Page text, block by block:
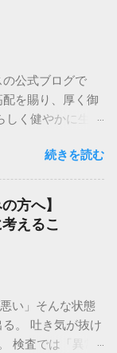
ど変わりませ
れまで通院され
ます 。 月経不順
相談にも対応し
では密接に関わ
ろに影響するこ
科をお探しの方に
りたいと考えて
でと変わらず、
療を行ってまい
します。
公式ブログで
を賜り、厚く御
しく健やかに生き
を適宜発信致し
同、より一層サ
ジTOPはこちら
続きを読む
方へ】
えるこ
い」そんな状態
。 吐き気が抜け
検査では「異常